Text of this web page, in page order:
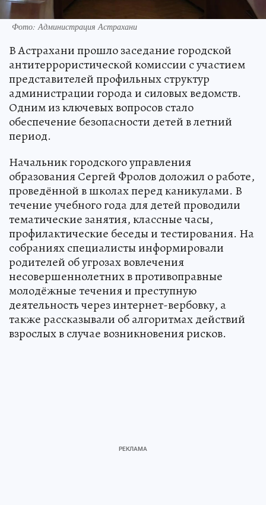
Фото: Администрация Астрахани
В Астрахани прошло заседание городской
антитеррористической комиссии с участием
представителей профильных структур
администрации города и силовых ведомств.
Одним из ключевых вопросов стало
обеспечение безопасности детей в летний
период.
Начальник городского управления
образования Сергей Фролов доложил о работе,
проведённой в школах перед каникулами. В
течение учебного года для детей проводили
тематические занятия, классные часы,
профилактические беседы и тестирования. На
собраниях специалисты информировали
родителей об угрозах вовлечения
несовершеннолетних в противоправные
молодёжные течения и преступную
деятельность через интернет-вербовку, а
также рассказывали об алгоритмах действий
взрослых в случае возникновения рисков.